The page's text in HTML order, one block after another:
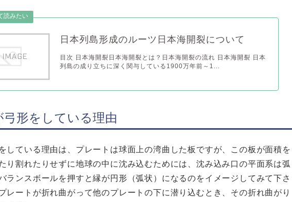
日本列島形成のルーツ日本海開裂について
目次 日本海開裂日本海開裂とは？日本海開裂の流れ 日本海開裂 日本
列島の成り立ちに深く関与している1900万年前～1...
弓形をしている理由
している理由は、プレートは球面上の湾曲した板ですが、この板が面積を
り割れたりせずに地球の中に沈み込むためには、沈み込み口の平面系は弧
ランスボールを押すと縁が円形（弧状）になるのをイメージしてみて下さ
レートが折れ曲がって他のプレートの下に潜り込むとき、その折れ曲がり